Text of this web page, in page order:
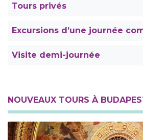
Tours privés
Excursions d’une journée
Visite demi-journée
NOUVEAUX TOURS À